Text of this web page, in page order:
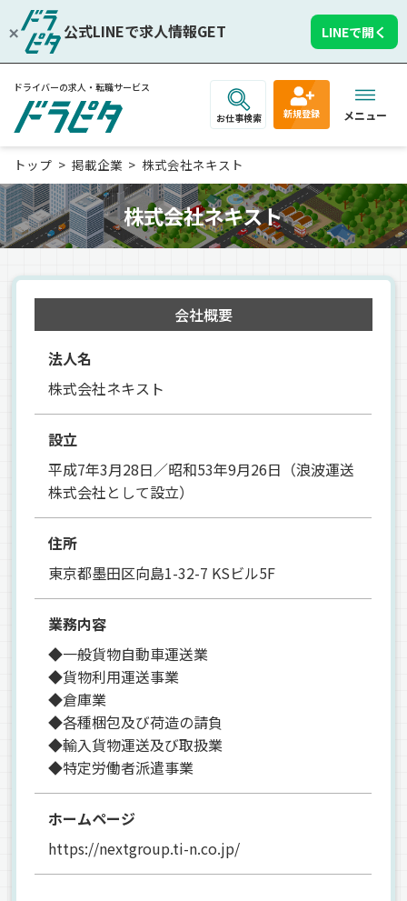
公式LINEで求人情報GET LINEで開く
ドライバーの求人・転職サービス
お仕事検索 新規登録 メニュー
トップ 掲載企業 株式会社ネキスト
株式会社ネキスト
会社概要
法人名
株式会社ネキスト
設立
平成7年3月28日／昭和53年9月26日（浪波運送
株式会社として設立）
住所
東京都墨田区向島1-32-7 KSビル5F
業務内容
◆一般貨物自動車運送業
◆貨物利用運送事業
◆倉庫業
◆各種梱包及び荷造の請負
◆輸入貨物運送及び取扱業
◆特定労働者派遣事業
ホームページ
https://nextgroup.ti-n.co.jp/